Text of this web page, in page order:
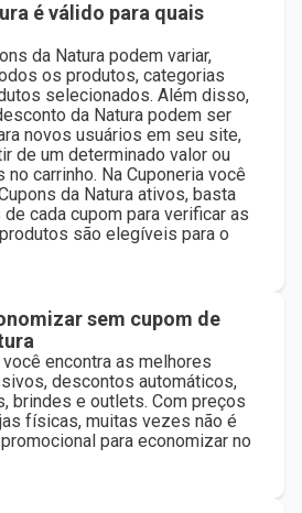
é válido para quais
da Natura podem variar,
os produtos, categorias
selecionados. Além disso,
da Natura podem ser
novos usuários em seu site,
de um determinado valor ou
carrinho. Na Cuponeria você
da Natura ativos, basta
cada cupom para verificar as
são elegíveis para o
sem cupom de
encontra as melhores
descontos automáticos,
brindes e outlets. Com preços
físicas, muitas vezes não é
para economizar no